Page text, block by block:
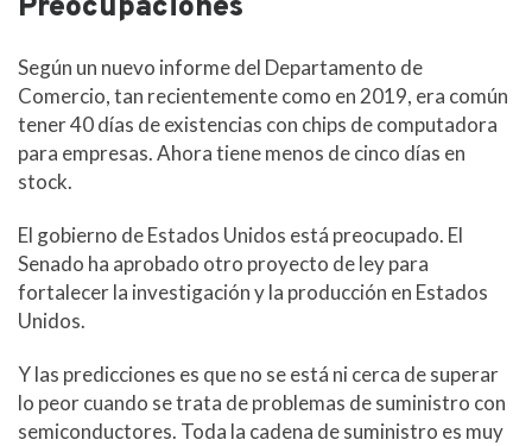
Preocupaciones
Según un nuevo informe del Departamento de
Comercio, tan recientemente como en 2019, era común
tener 40 días de existencias con chips de computadora
para empresas. Ahora tiene menos de cinco días en
stock.
El gobierno de Estados Unidos está preocupado. El
Senado ha aprobado otro proyecto de ley para
fortalecer la investigación y la producción en Estados
Unidos.
Y las predicciones es que no se está ni cerca de superar
lo peor cuando se trata de problemas de suministro con
semiconductores. Toda la cadena de suministro es muy